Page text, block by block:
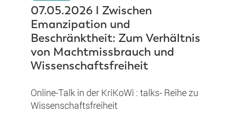
07.05.2026 I Zwischen
Emanzipation und
Beschränktheit: Zum Verhältnis
von Machtmissbrauch und
Wissenschaftsfreiheit
Online-Talk in der KriKoWi : talks- Reihe zu
Wissenschaftsfreiheit